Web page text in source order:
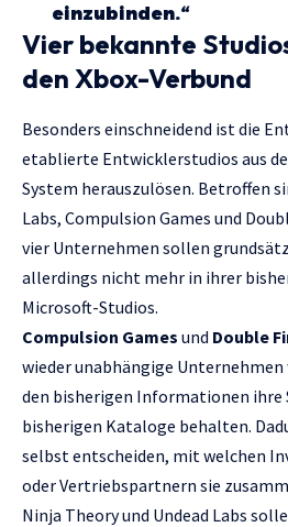
einzubinden.“
Vier bekannte
den Xbox-Verbund
Besonders einschneidend ist die
etablierte Entwicklerstudios aus
System herauszulösen. Betroffen
Labs, Compulsion Games und
vier Unternehmen sollen
allerdings nicht mehr in ihrer
Microsoft-Studios.
Compulsion Games und Double
wieder unabhängige Unternehmen
den bisherigen Informationen ihre
bisherigen Kataloge behalten.
selbst entscheiden, mit welchen
oder Vertriebspartnern sie
Ninja Theory und Undead Labs